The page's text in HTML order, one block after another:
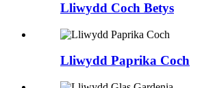
Lliwydd Coch Betys
Lliwydd Paprika Coch